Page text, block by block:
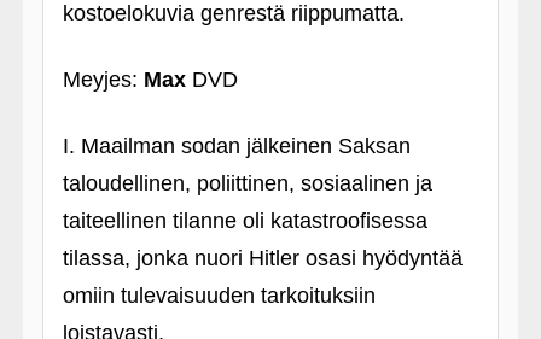
kostoelokuvia genrestä riippumatta.
Meyjes: MaxDVD
I. Maailman sodan jälkeinen Saksan
taloudellinen, poliittinen, sosiaalinen ja
taiteellinen tilanne oli katastroofisessa
tilassa, jonka nuori Hitler osasi hyödyntää
omiin tulevaisuuden tarkoituksiin
loistavasti.